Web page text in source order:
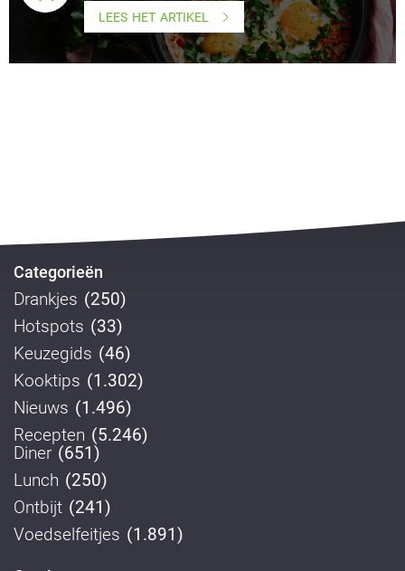
LEES HET ARTIKEL
Categorieën
Drankjes (250)
Hotspots (33)
Keuzegids (46)
Kooktips (1.302)
Nieuws (1.496)
Recepten (5.246)
Diner (651)
Lunch (250)
Ontbijt (241)
Voedselfeitjes (1.891)